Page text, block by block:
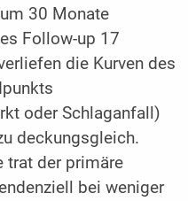
30 Monate
Follow-up 17
die Kurven des
oder Schlaganfall)
deckungsgleich.
trat der primäre
bei weniger